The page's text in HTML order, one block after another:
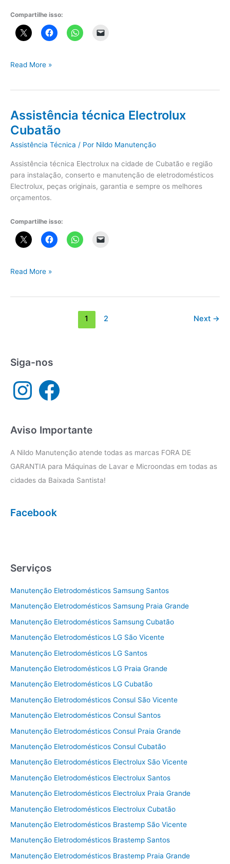
Compartilhe isso:
Assistência
Read More »
Assistência técnica Electrolux
Cubatão
Assistência Técnica / Por Nildo Manutenção
Assistência técnica Electrolux na cidade de Cubatão e região
para instalação, conserto e manutenção de eletrodomésticos
Electrolux, peças originais, garantia e sempre os melhores
orçamentos.
Compartilhe isso:
Assistência
Read More »
1 2 Next →
Siga-nos
n
a
m
a
c
Aviso Importante
A Nildo Manutenção atende todas as marcas FORA DE
GARANTIA para Máquinas de Lavar e Microondas em todas as
cidades da Baixada Santista!
Facebook
Serviços
Manutenção Eletrodomésticos Samsung Santos
Manutenção Eletrodomésticos Samsung Praia Grande
Manutenção Eletrodomésticos Samsung Cubatão
Manutenção Eletrodomésticos LG São Vicente
Manutenção Eletrodomésticos LG Santos
Manutenção Eletrodomésticos LG Praia Grande
Manutenção Eletrodomésticos LG Cubatão
Manutenção Eletrodomésticos Consul São Vicente
Manutenção Eletrodomésticos Consul Santos
Manutenção Eletrodomésticos Consul Praia Grande
Manutenção Eletrodomésticos Consul Cubatão
Manutenção Eletrodomésticos Electrolux São Vicente
Manutenção Eletrodomésticos Electrolux Santos
Manutenção Eletrodomésticos Electrolux Praia Grande
Manutenção Eletrodomésticos Electrolux Cubatão
Manutenção Eletrodomésticos Brastemp São Vicente
Manutenção Eletrodomésticos Brastemp Santos
Manutenção Eletrodomésticos Brastemp Praia Grande